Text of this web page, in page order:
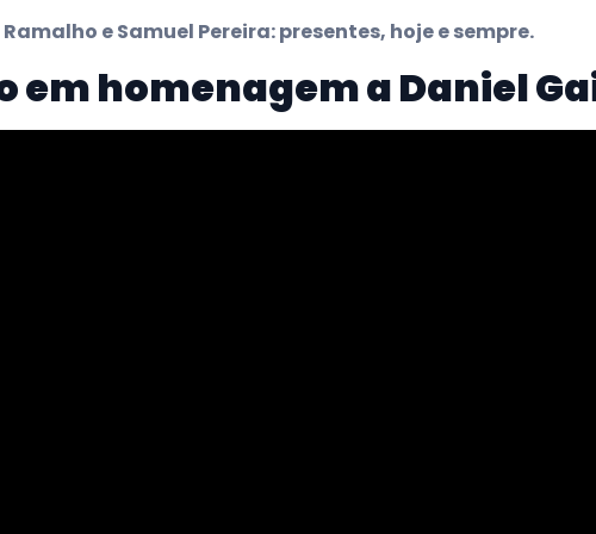
e Samuel Pereira: presentes, hoje e sempre.
em homenagem a Daniel